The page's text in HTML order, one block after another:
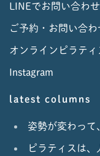
LINEでお問い合わせ
ご予約・お問い合わ
オンラインピラティ
Instagram
latest columns
姿勢が変わって
ピラティスは